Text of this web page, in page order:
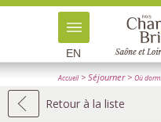
EN
Accueil> Séjourner> Où
Retour à la liste